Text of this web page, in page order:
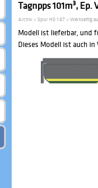
Tagnpps 101m³, Ep.
Archiv > Spur H0 1:87 > Werkseitig
Modell ist lieferbar, und
Dieses Modell ist auch